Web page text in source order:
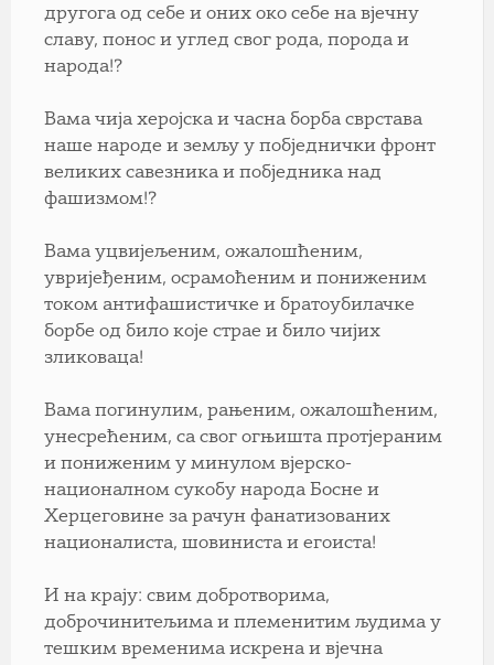
другога од себе и оних око себе на вјечну
славу, понос и углед свог рода, порода и
народа!?
Вама чија херојска и часна борба сврстава
наше народе и земљу у побједнички фронт
великих савезника и побједника над
фашизмом!?
Вама уцвијељеним, ожалошћеним,
увријеђеним, осрамоћеним и пониженим
током антифашистичке и братоубилачке
борбе од било које страе и било чијих
зликоваца!
Вама погинулим, рањеним, ожалошћеним,
унесрећеним, са свог огњишта протјераним
и пониженим у минулом вјерско-
националном сукобу народа Босне и
Херцеговине за рачун фанатизованих
националиста, шовиниста и егоиста!
И на крају: свим добротворима,
доброчинитељима и племенитим људима у
тешким временима искрена и вјечна